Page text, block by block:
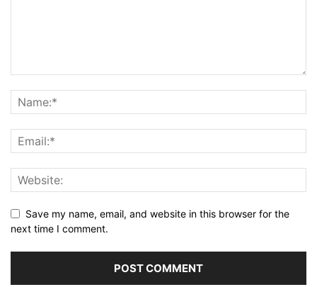
Save my name, email, and website in this browser for the
next time I comment.